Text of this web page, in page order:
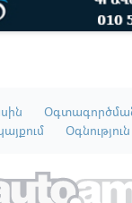
Օգնություն